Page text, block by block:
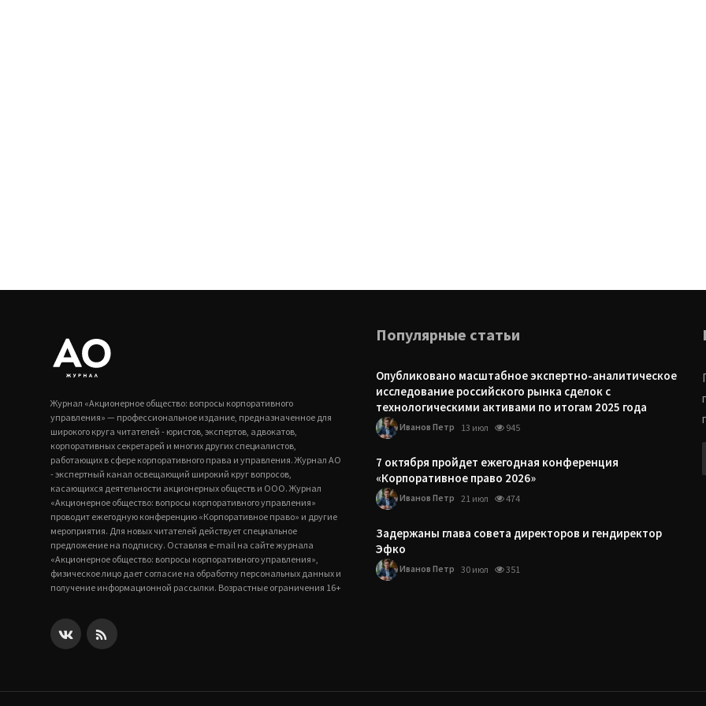
Журнал «Акционерное общество: вопросы корпоративного
управления» — профессиональное издание, предназначенное для
широкого круга читателей - юристов, экспертов, адвокатов,
корпоративных секретарей и многих других специалистов,
работающих в сфере корпоративного права и управления. Журнал АО
- экспертный канал освещающий широкий круг вопросов,
касающихся деятельности акционерных обществ и ООО. Журнал
«Акционерное общество: вопросы корпоративного управления»
проводит ежегодную конференцию «Корпоративное право» и другие
мероприятия. Для новых читателей действует специальное
предложение на подписку. Оставляя e-mail на сайте журнала
«Акционерное общество: вопросы корпоративного управления»,
физическое лицо дает согласие на обработку персональных данных и
получение информационной рассылки. Возрастные ограничения 16+
Популярные статьи
Опубликовано масштабное экспертно-аналитическое
исследование российского рынка сделок с
технологическими активами по итогам 2025 года
Иванов Петр 13 июл 945
7 октября пройдет ежегодная конференция
«Корпоративное право 2026»
Иванов Петр 21 июл 474
Задержаны глава совета директоров и гендиректор
Эфко
Иванов Петр 30 июл 351